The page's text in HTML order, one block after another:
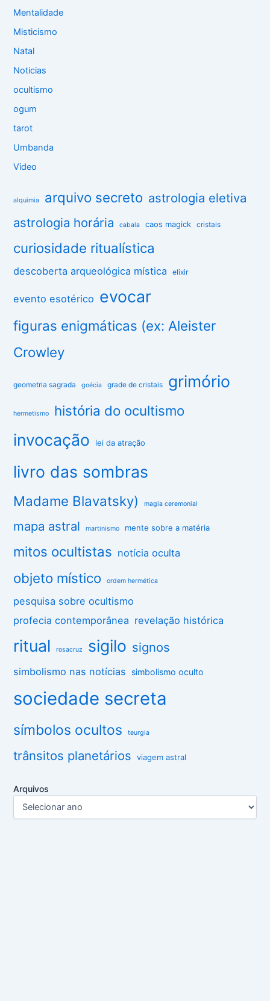
Mentalidade
Misticismo
Natal
Noticias
ocultismo
ogum
tarot
Umbanda
Video
alquimia arquivo secreto astrologia eletiva
astrologia horária
cabala caos magick cristais
curiosidade ritualística
descoberta arqueológica mística elixir
evento esotérico evocar
figuras enigmáticas (ex: Aleister
Crowley
geometria sagrada goécia grade de cristais grimório
hermetismo história do ocultismo
invocação lei da atração
livro das sombras
Madame Blavatsky) magia ceremonial
mapa astral martinismo mente sobre a matéria
mitos ocultistas notícia oculta
objeto místico ordem hermética
pesquisa sobre ocultismo
profecia contemporânea revelação histórica
ritual rosacruz sigilo signos
simbolismo nas notícias simbolismo oculto
sociedade secreta
símbolos ocultos teurgia
trânsitos planetários viagem astral
Arquivos